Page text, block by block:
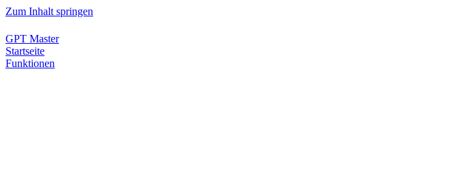
Zum Inhalt springen
GPT Master
Startseite
Funktionen